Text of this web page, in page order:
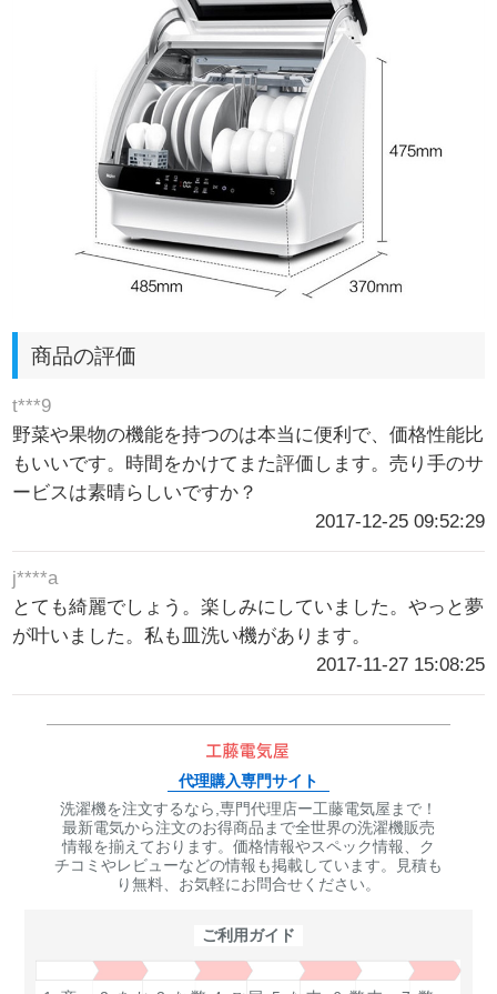
商品の評価
t***9
野菜や果物の機能を持つのは本当に便利で、価格性能比
もいいです。時間をかけてまた評価します。売り手のサ
ービスは素晴らしいですか？
2017-12-25 09:52:29
j****a
とても綺麗でしょう。楽しみにしていました。やっと夢
が叶いました。私も皿洗い機があります。
2017-11-27 15:08:25
代理購入専門サイト
洗濯機を注文するなら,専門代理店ー工藤電気屋まで！
最新電気から注文のお得商品まで全世界の洗濯機販売
情報を揃えております。価格情報やスペック情報、ク
チコミやレビューなどの情報も掲載しています。見積も
り無料、お気軽にお問合せください。
ご利用ガイド